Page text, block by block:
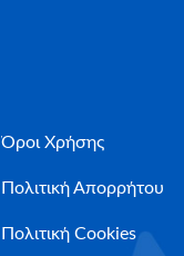
Όροι Χρήσης
Πολιτική Απορρήτου
Πολιτική Cookies